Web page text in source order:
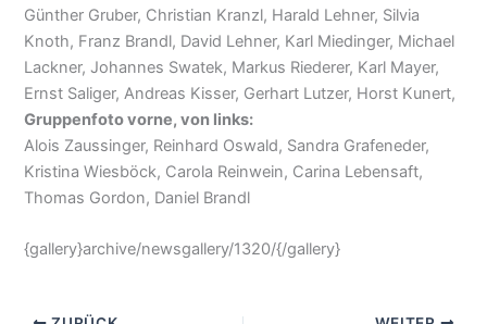
Günther Gruber, Christian Kranzl, Harald Lehner, Silvia
Knoth, Franz Brandl, David Lehner, Karl Miedinger, Michael
Lackner, Johannes Swatek, Markus Riederer, Karl Mayer,
Ernst Saliger, Andreas Kisser, Gerhart Lutzer, Horst Kunert,
Gruppenfoto vorne, von links:
Alois Zaussinger, Reinhard Oswald, Sandra Grafeneder,
Kristina Wiesböck, Carola Reinwein, Carina Lebensaft,
Thomas Gordon, Daniel Brandl
{gallery}archive/newsgallery/1320/{/gallery}